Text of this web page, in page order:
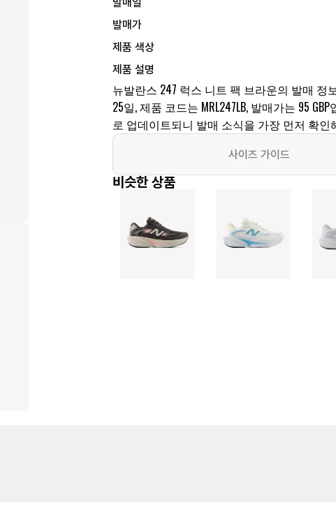
발매가
제품 색상
제품 설명
뉴발란스 247 럭스 니트 팩 브라운의 발매 정
25일, 제품 코드는 MRL247LB, 발매가는 95
로 업데이트되니 발매 소식을 가장 먼저 확인
사이즈 가이드
비슷한 상품